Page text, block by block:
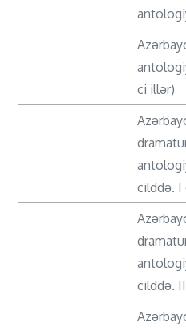
ci illər)
cilddə. I
cilddə.